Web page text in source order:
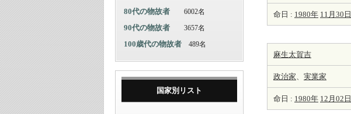
命日 : 1980年 11月30日
麻生太賀吉
政治家、 実業家
命日 : 1980年 12月02日
80代の物故者 6002名
90代の物故者 3657名
100歳代の物故者 489名
国家別リスト